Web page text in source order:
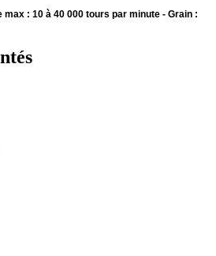
: 10 à 40 000 tours par minute - Grain :